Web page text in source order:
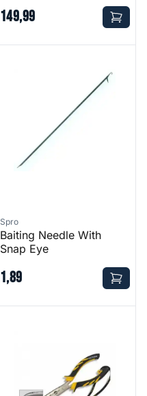
149,99
Spro
Baiting Needle With
Snap Eye
1,89